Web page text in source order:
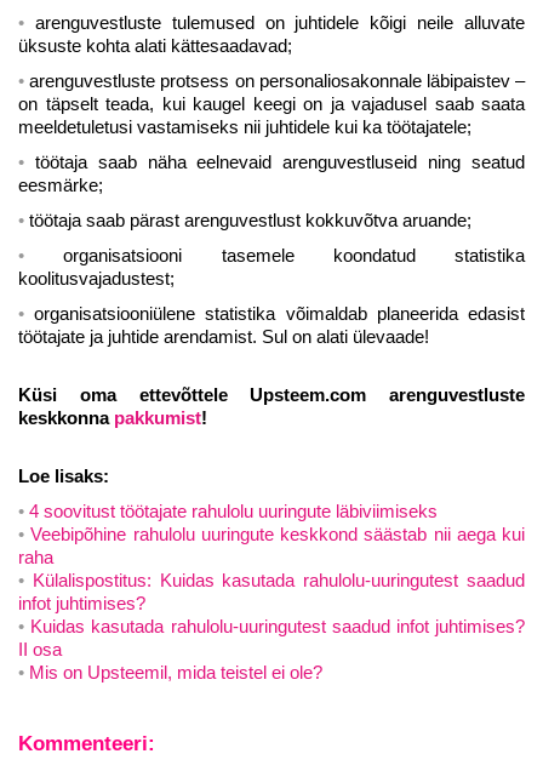
arenguvestluste tulemused on juhtidele kõigi neile alluvate
üksuste kohta alati kättesaadavad;
arenguvestluste protsess on personaliosakonnale läbipaistev –
on täpselt teada, kui kaugel keegi on ja vajadusel saab saata
meeldetuletusi vastamiseks nii juhtidele kui ka töötajatele;
töötaja saab näha eelnevaid arenguvestluseid ning seatud
eesmärke;
töötaja saab pärast arenguvestlust kokkuvõtva aruande;
organisatsiooni tasemele koondatud statistika
koolitusvajadustest;
organisatsiooniülene statistika võimaldab planeerida edasist
töötajate ja juhtide arendamist. Sul on alati ülevaade!
Küsi oma ettevõttele Upsteem.com arenguvestluste
keskkonna pakkumist!
Loe lisaks:
4 soovitust töötajate rahulolu uuringute läbiviimiseks
Veebipõhine rahulolu uuringute keskkond säästab nii aega kui
raha
Külalispostitus: Kuidas kasutada rahulolu-uuringutest saadud
infot juhtimises?
Kuidas kasutada rahulolu-uuringutest saadud infot juhtimises?
II osa
Mis on Upsteemil, mida teistel ei ole?
Kommenteeri: